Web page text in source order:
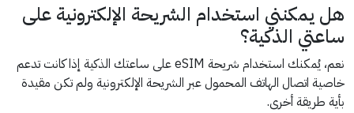
هل يمكنني استخدام الشريحة الإلكترونية على
ساعتي الذكية؟
نعم، يُمكنك استخدام شريحة eSIM على ساعتك الذكية إذا كانت تدعم
خاصية اتصال الهاتف المحمول عبر الشريحة الإلكترونية ولم تكن مقيدة
بأية طريقة أخرى.